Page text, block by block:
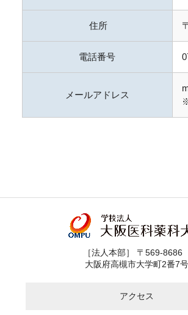
住所
電話番号
メールアドレス
［法人本部］ 〒569-8686
大阪府高槻市大学町2番7号
アクセス